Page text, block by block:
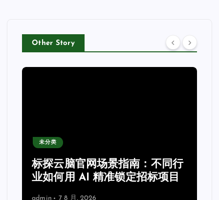
Other Story
同行
标探云脑官网实用手册：提升
标效率的进阶技巧与配置方案
admin 7 8 月, 2026